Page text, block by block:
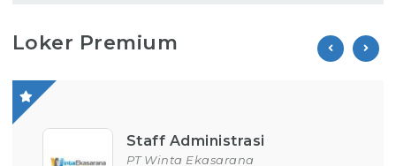
Loker Premium
Staff Administrasi
PT Winta Ekasarana